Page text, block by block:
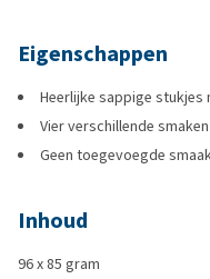
Eigenschappen
Heerlijke sappige stukjes
Vier verschillende
Geen toegevoegde
Inhoud
96 x 85 gram